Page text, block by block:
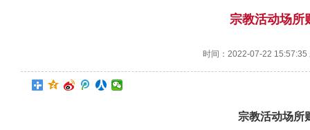
宗教活动场所
时间：2022-07-22
宗教活动场所